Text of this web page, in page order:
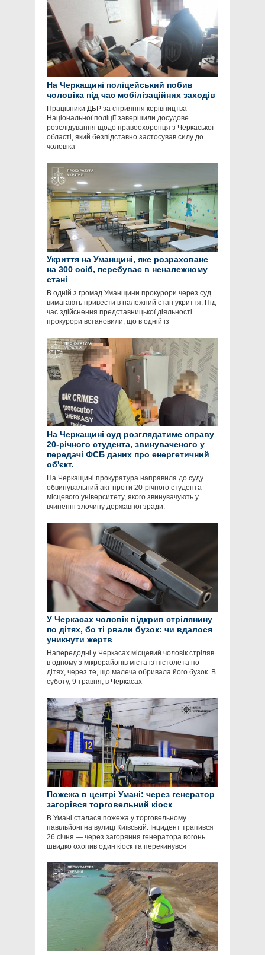
На Черкащині поліцейський побив
чоловіка під час мобілізаційних заходів
Працівники ДБР за сприяння керівництва
Національної поліції завершили досудове
розслідування щодо правоохоронця з Черкаської
області, який безпідставно застосував силу до
чоловіка
Укриття на Уманщині, яке розраховане
на 300 осіб, перебуває в неналежному
стані
В одній з громад Уманщини прокурори через суд
вимагають привести в належний стан укриття. Під
час здійснення представницької діяльності
прокурори встановили, що в одній із
На Черкащині суд розглядатиме справу
20-річного студента, звинуваченого у
передачі ФСБ даних про енергетичний
об'єкт.
На Черкащині прокуратура направила до суду
обвинувальний акт проти 20-річного студента
місцевого університету, якого звинувачують у
вчиненні злочину державної зради.
У Черкасах чоловік відкрив стрілянину
по дітях, бо ті рвали бузок: чи вдалося
уникнути жертв
Напередодні у Черкасах місцевий чоловік стріляв
в одному з мікрорайонів міста із пістолета по
дітях, через те, що малеча обривала його бузок. В
суботу, 9 травня, в Черкасах
Пожежа в центрі Умані: через генератор
загорівся торговельний кіоск
В Умані сталася пожежа у торговельному
павільйоні на вулиці Київській. Інцидент трапився
26 січня — через загоряння генератора вогонь
швидко охопив один кіоск та перекинувся